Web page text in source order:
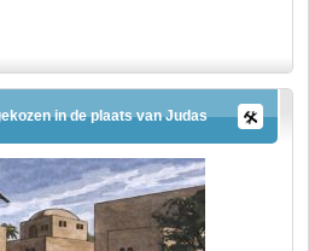
in de plaats van Judas